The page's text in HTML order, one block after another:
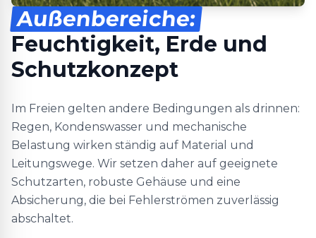
Außenbereiche:
Feuchtigkeit, Erde und
Schutzkonzept
Im Freien gelten andere Bedingungen als drinnen:
Regen, Kondenswasser und mechanische
Belastung wirken ständig auf Material und
Leitungswege. Wir setzen daher auf geeignete
Schutzarten, robuste Gehäuse und eine
Absicherung, die bei Fehlerströmen zuverlässig
abschaltet.